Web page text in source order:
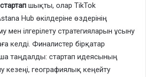
шықты, олар TikTok
Hub өкілдеріне өздерінің
ілгерілету стратегияларын ұсыну
келді. Финалистер бірқатар
таңдалды: стартап идеясының
географиялық кеңейту